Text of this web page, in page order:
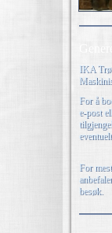
IKA
For å
e-post
For
besøk.